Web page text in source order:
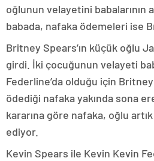
oğlunun velayetini babalarının
babada, nafaka ödemeleri ise
Britney Spears’ın küçük oğlu
girdi. İki çocuğunun velayeti
Federline’da olduğu için Britney
ödediği nafaka yakında sona
kararına göre nafaka, oğlu
ediyor.
Kevin Spears ile Kevin Kevin